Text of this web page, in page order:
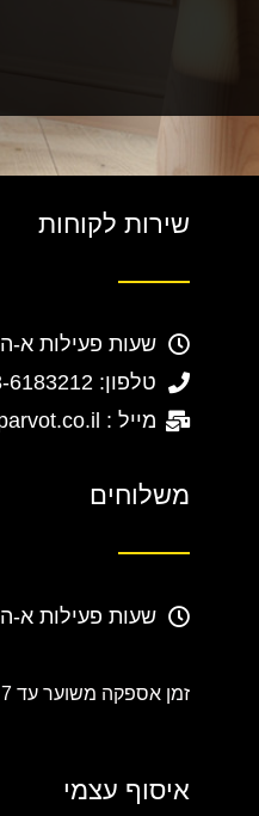
שירות לקוחות
שעות פעילות א-ה 10:00-16:00
טלפון: 03-6183212
מייל : Moshe@parvot.co.il
משלוחים
שעות פעילות א-ה 10:00-16:00
זמן אספקה משוער עד 7 ימי עסקים-
איסוף עצמי